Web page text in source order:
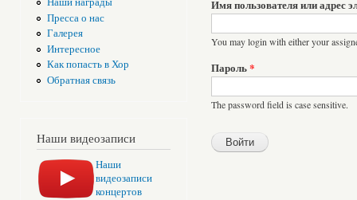
Пресса о нас
Галерея
Интересное
Как попасть в Хор
Обратная связь
Наши видеозаписи
Наши
видеозаписи
концертов
Имя пользователя или адрес
You may login with either your
Пароль*
The password field is case sensitive.